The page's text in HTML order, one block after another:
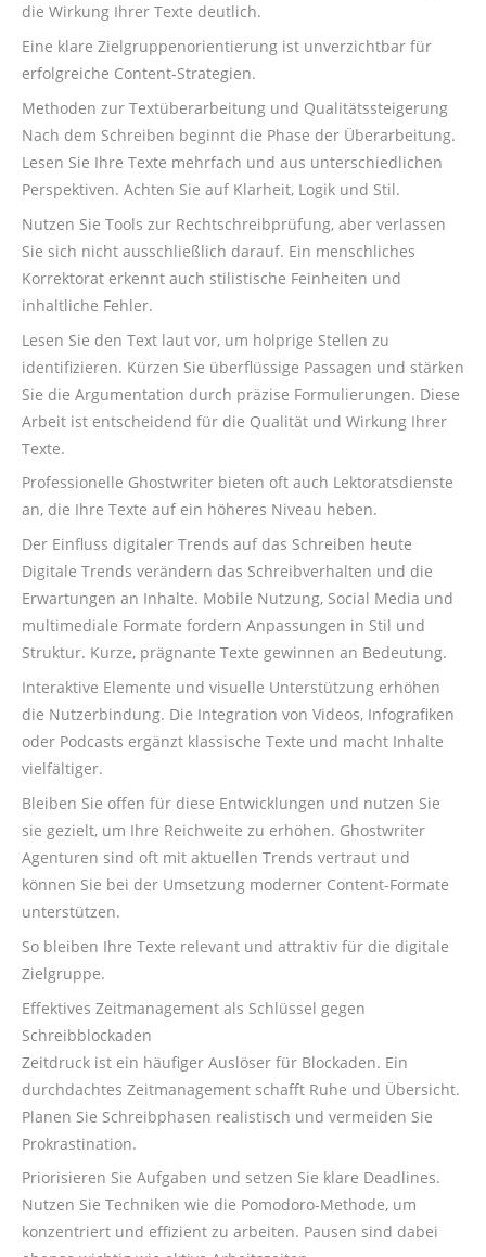
die Wirkung Ihrer Texte deutlich.
Eine klare Zielgruppenorientierung ist unverzichtbar für
erfolgreiche Content-Strategien.
Methoden zur Textüberarbeitung und Qualitätssteigerung
Nach dem Schreiben beginnt die Phase der Überarbeitung.
Lesen Sie Ihre Texte mehrfach und aus unterschiedlichen
Perspektiven. Achten Sie auf Klarheit, Logik und Stil.
Nutzen Sie Tools zur Rechtschreibprüfung, aber verlassen
Sie sich nicht ausschließlich darauf. Ein menschliches
Korrektorat erkennt auch stilistische Feinheiten und
inhaltliche Fehler.
Lesen Sie den Text laut vor, um holprige Stellen zu
identifizieren. Kürzen Sie überflüssige Passagen und stärken
Sie die Argumentation durch präzise Formulierungen. Diese
Arbeit ist entscheidend für die Qualität und Wirkung Ihrer
Texte.
Professionelle Ghostwriter bieten oft auch Lektoratsdienste
an, die Ihre Texte auf ein höheres Niveau heben.
Der Einfluss digitaler Trends auf das Schreiben heute
Digitale Trends verändern das Schreibverhalten und die
Erwartungen an Inhalte. Mobile Nutzung, Social Media und
multimediale Formate fordern Anpassungen in Stil und
Struktur. Kurze, prägnante Texte gewinnen an Bedeutung.
Interaktive Elemente und visuelle Unterstützung erhöhen
die Nutzerbindung. Die Integration von Videos, Infografiken
oder Podcasts ergänzt klassische Texte und macht Inhalte
vielfältiger.
Bleiben Sie offen für diese Entwicklungen und nutzen Sie
sie gezielt, um Ihre Reichweite zu erhöhen. Ghostwriter
Agenturen sind oft mit aktuellen Trends vertraut und
können Sie bei der Umsetzung moderner Content-Formate
unterstützen.
So bleiben Ihre Texte relevant und attraktiv für die digitale
Zielgruppe.
Effektives Zeitmanagement als Schlüssel gegen
Schreibblockaden
Zeitdruck ist ein häufiger Auslöser für Blockaden. Ein
durchdachtes Zeitmanagement schafft Ruhe und Übersicht.
Planen Sie Schreibphasen realistisch und vermeiden Sie
Prokrastination.
Priorisieren Sie Aufgaben und setzen Sie klare Deadlines.
Nutzen Sie Techniken wie die Pomodoro-Methode, um
konzentriert und effizient zu arbeiten. Pausen sind dabei